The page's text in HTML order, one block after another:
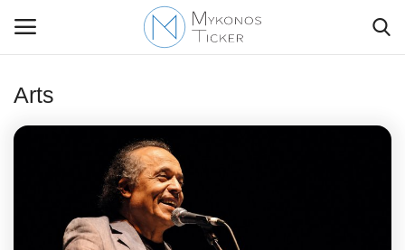
Business
Arts